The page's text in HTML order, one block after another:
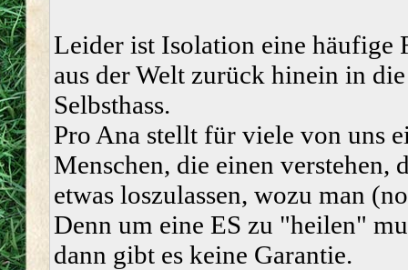
Leider ist Isolation eine häufige
aus der Welt zurück hinein in
Selbsthass.
Pro Ana stellt für viele von uns
Menschen, die einen verstehen,
etwas loszulassen, wozu man
Denn um eine ES zu "heilen"
dann gibt es keine Garantie.